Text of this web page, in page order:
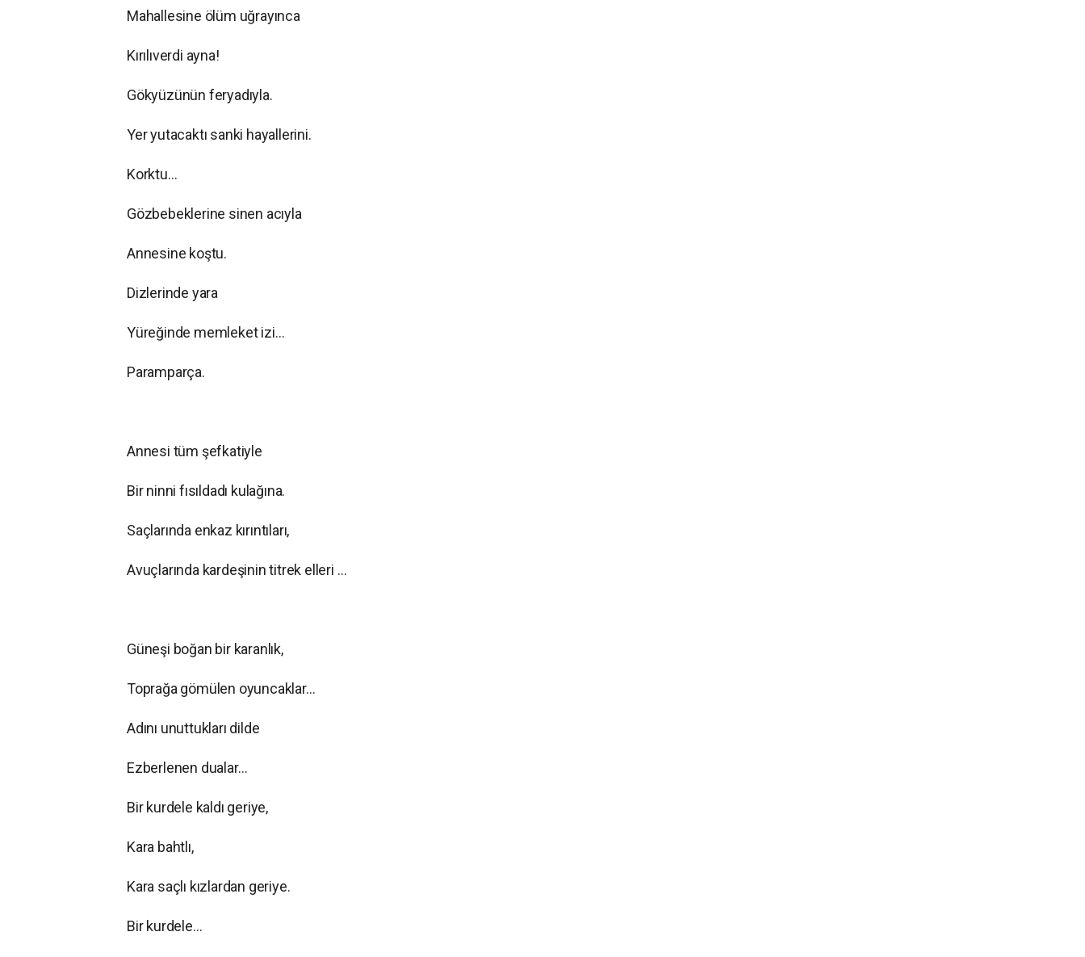
Mahallesine ölüm uğrayınca
Kırılıverdi ayna!
Gökyüzünün feryadıyla.
Yer yutacaktı sanki hayallerini.
Korktu…
Gözbebeklerine sinen acıyla
Annesine koştu.
Dizlerinde yara
Yüreğinde memleket izi…
Paramparça.
Annesi tüm şefkatiyle
Bir ninni fısıldadı kulağına.
Saçlarında enkaz kırıntıları,
Avuçlarında kardeşinin titrek elleri …
Güneşi boğan bir karanlık,
Toprağa gömülen oyuncaklar…
Adını unuttukları dilde
Ezberlenen dualar…
Bir kurdele kaldı geriye,
Kara bahtlı,
Kara saçlı kızlardan geriye.
Bir kurdele…